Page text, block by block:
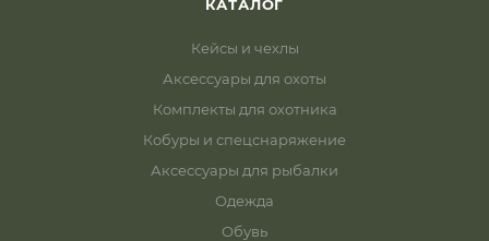
КАТАЛОГ
Кейсы и чехлы
Аксессуары для охоты
Комплекты для охотника
Кобуры и спецснаряжение
Аксессуары для рыбалки
Одежда
Обувь